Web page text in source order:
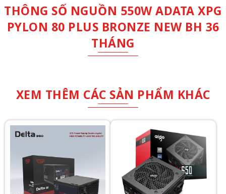
THÔNG SỐ NGUỒN 550W ADATA XPG
PYLON 80 PLUS BRONZE NEW BH 36
THÁNG
XEM THÊM CÁC SẢN PHẨM KHÁC